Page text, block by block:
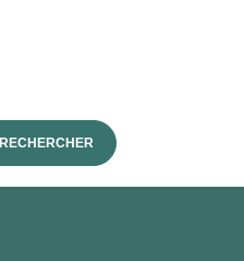
RECHERCHER